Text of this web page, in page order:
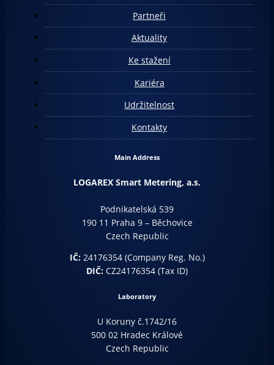
Partneři
Aktuality
Ke stažení
Kariéra
Udržitelnost
Kontakty
Main Address
LOGAREX Smart Metering, a.s.
Podnikatelská 539
190 11 Praha 9 – Běchovice
Czech Republic
IČ:24176354 (Company Reg. No.)
DIČ: CZ24176354 (Tax ID)
Laboratory
U Koruny č.1742/16
500 02 Hradec Králové
Czech Republic